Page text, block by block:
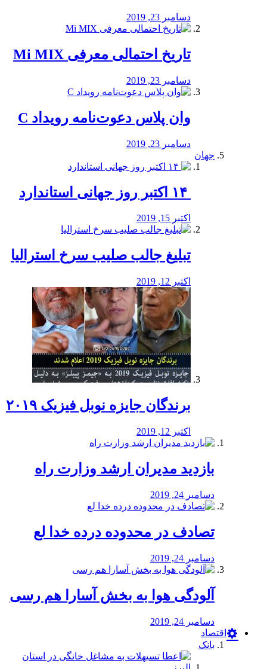
دسامبر 23, 2019
تاریخ احتمالی معرفی Mi MIX
دسامبر 23, 2019
وان پلاس دعوت‌نامه رویداد C
دسامبر 23, 2019
جهان
اکتبر 15, 2019
تبلیغ جالب صلیب سرخ استرالیا
اکتبر 12, 2019
برندگان جایزه نوبل فیزیک ۲۰۱۹
اکتبر 12, 2019
بازدید مدیران ارشد وزارت راه
دسامبر 24, 2019
تصادف در محدوده درده خدا لع
دسامبر 24, 2019
آلودگی هوا به بخش آسارا هم رسی
دسامبر 24, 2019
اقتصاد
بانک